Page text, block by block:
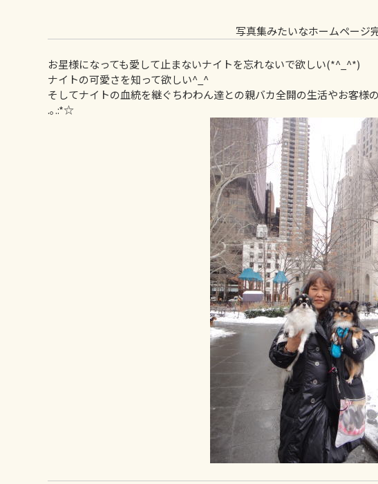
写真集みたいなホームページ
お星様になっても愛して止まないナイトを忘れないで欲しい(*^_^*)
ナイトの可愛さを知って欲しい^_^
そしてナイトの血統を継ぐちわわん達との親バカ全開の生活やお客
.｡.:*☆